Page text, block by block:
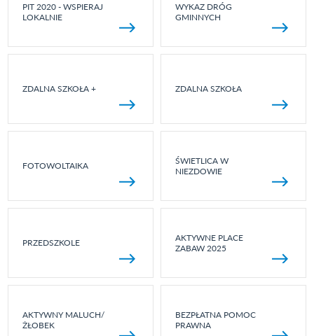
PIT 2020 - WSPIERAJ
LOKALNIE
WYKAZ DRÓG
GMINNYCH
ZDALNA SZKOŁA + ZDALNA SZKOŁA
FOTOWOLTAIKA
ŚWIETLICA W
NIEZDOWIE
PRZEDSZKOLE
AKTYWNE PLACE
ZABAW 2025
AKTYWNY MALUCH/
ŻŁOBEK
BEZPŁATNA POMOC
PRAWNA